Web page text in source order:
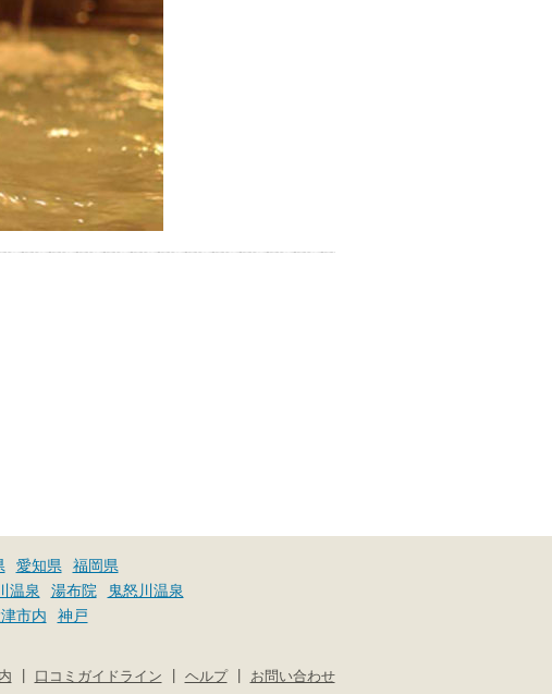
お湯で体がほぐれたら、次は占
い師さんとお話しして、心もほ
ぐしてみませんか？
愛知県
福岡県
温泉 湯布院
鬼怒川温泉
市内
神戸
お問い合わせ
ヘルプ
口コミガイドライン